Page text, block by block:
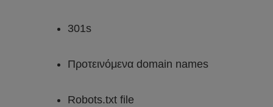
301s
Προτεινόμενα domain names
Robots.txt file